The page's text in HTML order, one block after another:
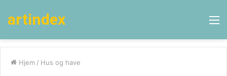
artindex
Hjem / Hus og have